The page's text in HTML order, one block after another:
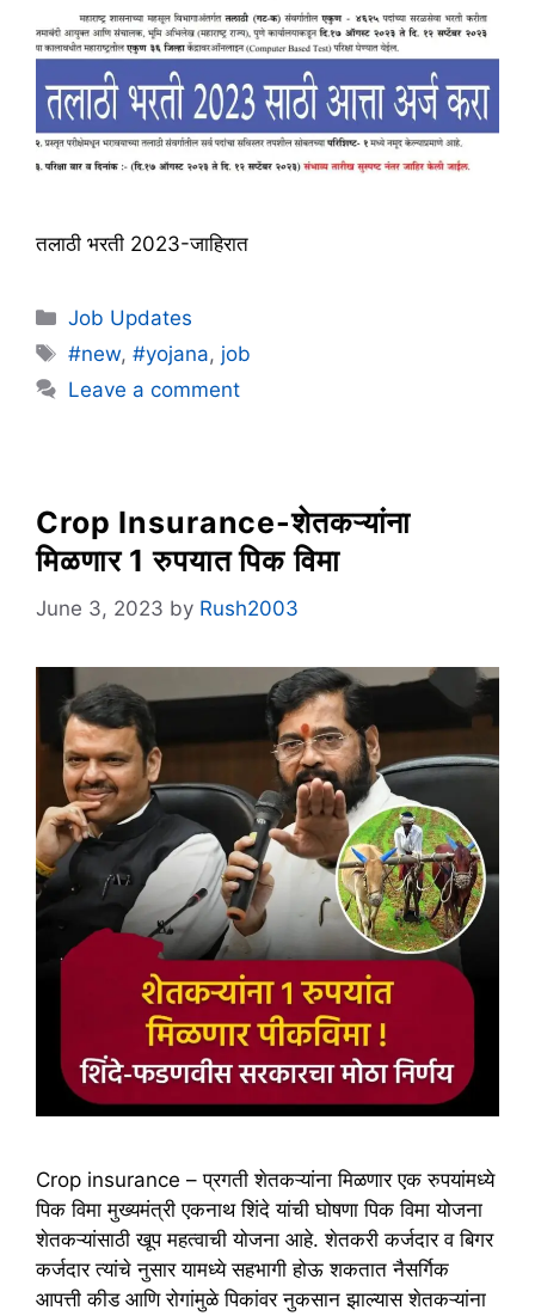
तलाठी भरती 2023-जाहिरात
Categories
Job Updates
Tags
#new,#yojana, job
Leave a comment
Crop Insurance-शेतकऱ्यांना
मिळणार 1 रुपयात पिक विमा
June 3, 2023 by Rush2003
Crop insurance – प्रगती शेतकऱ्यांना मिळणार एक रुपयांमध्ये
पिक विमा मुख्यमंत्री एकनाथ शिंदे यांची घोषणा पिक विमा योजना
शेतकऱ्यांसाठी खूप महत्वाची योजना आहे. शेतकरी कर्जदार व बिगर
कर्जदार त्यांचे नुसार यामध्ये सहभागी होऊ शकतात नैसर्गिक
आपत्ती कीड आणि रोगांमुळे पिकांवर नुकसान झाल्यास शेतकऱ्यांना